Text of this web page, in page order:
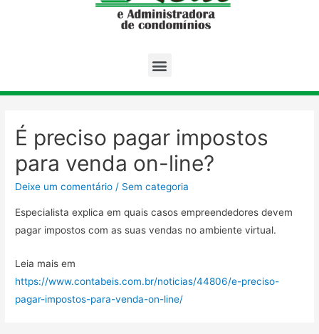
É preciso pagar impostos
para venda on-line?
Deixe um comentário / Sem categoria
Especialista explica em quais casos empreendedores devem
pagar impostos com as suas vendas no ambiente virtual.
Leia mais em
https://www.contabeis.com.br/noticias/44806/e-preciso-
pagar-impostos-para-venda-on-line/